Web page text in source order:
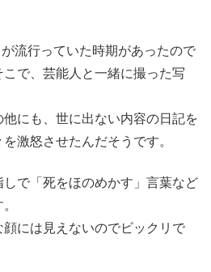
が流行っていた時期があったので
で、芸能人と一緒に撮った写
にも、世に出ない内容の日記を
激怒させたんだそうです。
で「死をほのめかす」言葉など
には見えないのでビックリで